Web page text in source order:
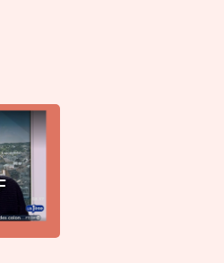
de